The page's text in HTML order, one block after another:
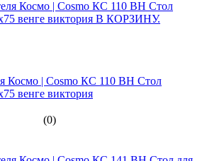
Космо | Cosmo КС 110 ВН Стол
венге виктория
(0)